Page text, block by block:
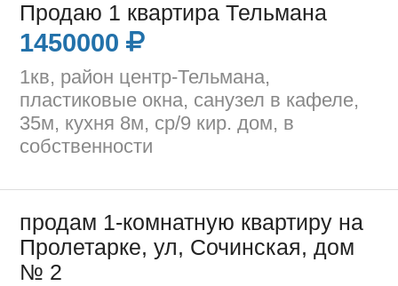
Продаю 1 квартира Тельмана
1450000
1кв, район центр-Тельмана,
пластиковые окна, санузел в кафеле,
35м, кухня 8м, ср/9 кир. дом, в
собственности
продам 1-комнатную квартиру на
Пролетарке, ул, Сочинская, дом
№ 2